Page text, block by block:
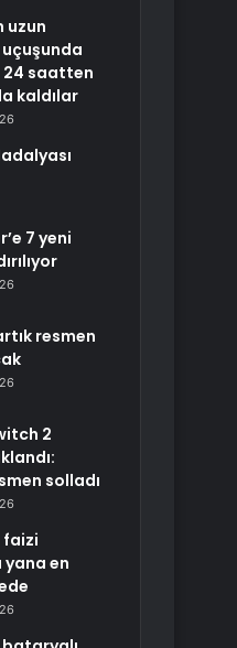
uzun
saatten
kaldılar
7 yeni
resmen
2
solladı
faizi
yana en